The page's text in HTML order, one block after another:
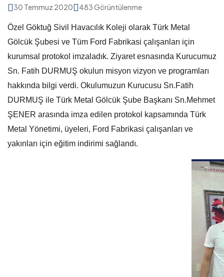
30 Temmuz 2020 483 Görüntülenme
Özel Göktuğ Sivil Havacılık Koleji olarak Türk Metal
Gölcük Şubesi ve Tüm Ford Fabrikasi çalışanları için
kurumsal protokol imzaladık. Ziyaret esnasında Kurucumuz
Sn. Fatih DURMUŞ okulun misyon vizyon ve programları
hakkında bilgi verdi. Okulumuzun Kurucusu Sn.Fatih
DURMUŞ ile Türk Metal Gölcük Şube Başkanı Sn.Mehmet
ŞENER arasında imza edilen protokol kapsamında Türk
Metal Yönetimi, üyeleri, Ford Fabrikasi çalışanları ve
yakınları için eğitim indirimi sağlandı.